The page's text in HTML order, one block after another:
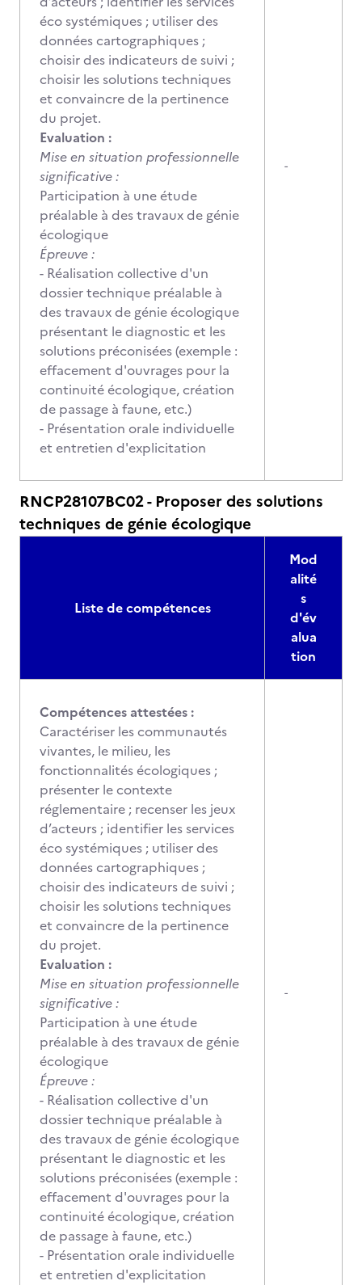
éco systémiques ; utiliser des
données cartographiques ;
choisir des indicateurs de suivi ;
choisir les solutions techniques
et convaincre de la pertinence
du projet.
Evaluation :
Mise en situation professionnelle
significative :
Participation à une étude
préalable à des travaux de génie
écologique
Épreuve :
- Réalisation collective d'un
dossier technique préalable à
des travaux de génie écologique
présentant le diagnostic et les
solutions préconisées (exemple :
effacement d'ouvrages pour la
continuité écologique, création
de passage à faune, etc.)
- Présentation orale individuelle
et entretien d'explicitation
-
RNCP28107BC02 - Proposer des solutions
techniques de génie écologique
Liste de compétences
Mod
alité
s
d'év
alua
tion
Compétences attestées :
Caractériser les communautés
vivantes, le milieu, les
fonctionnalités écologiques ;
présenter le contexte
réglementaire ; recenser les jeux
d’acteurs ; identifier les services
éco systémiques ; utiliser des
données cartographiques ;
choisir des indicateurs de suivi ;
choisir les solutions techniques
et convaincre de la pertinence
du projet.
Evaluation :
Mise en situation professionnelle
significative :
Participation à une étude
préalable à des travaux de génie
écologique
Épreuve :
- Réalisation collective d'un
dossier technique préalable à
des travaux de génie écologique
présentant le diagnostic et les
solutions préconisées (exemple :
effacement d'ouvrages pour la
continuité écologique, création
de passage à faune, etc.)
- Présentation orale individuelle
et entretien d'explicitation
-